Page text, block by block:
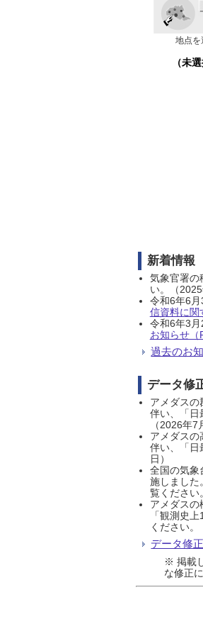
地点を
（未選
新着情報
気象官署の
い。（2025
令和6年6
信資料に関
令和6年3
お知らせ（
過去のお
データ修
アメダスの
伴い、「日
（2026年7
アメダスの
伴い、「日
日）
全国の気象
施しました
覧ください
アメダスの
「観測史
ください。
データ修
※ 掲載
な修正